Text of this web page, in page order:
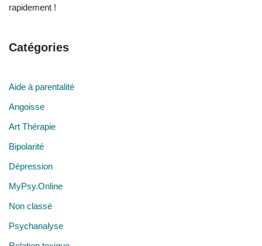
rapidement !
Catégories
Aide à parentalité
Angoisse
Art Thérapie
Bipolarité
Dépression
MyPsy.Online
Non classé
Psychanalyse